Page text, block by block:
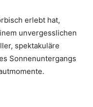
erlebt hat,
unvergesslichen
spektakuläre
Sonnenuntergangs